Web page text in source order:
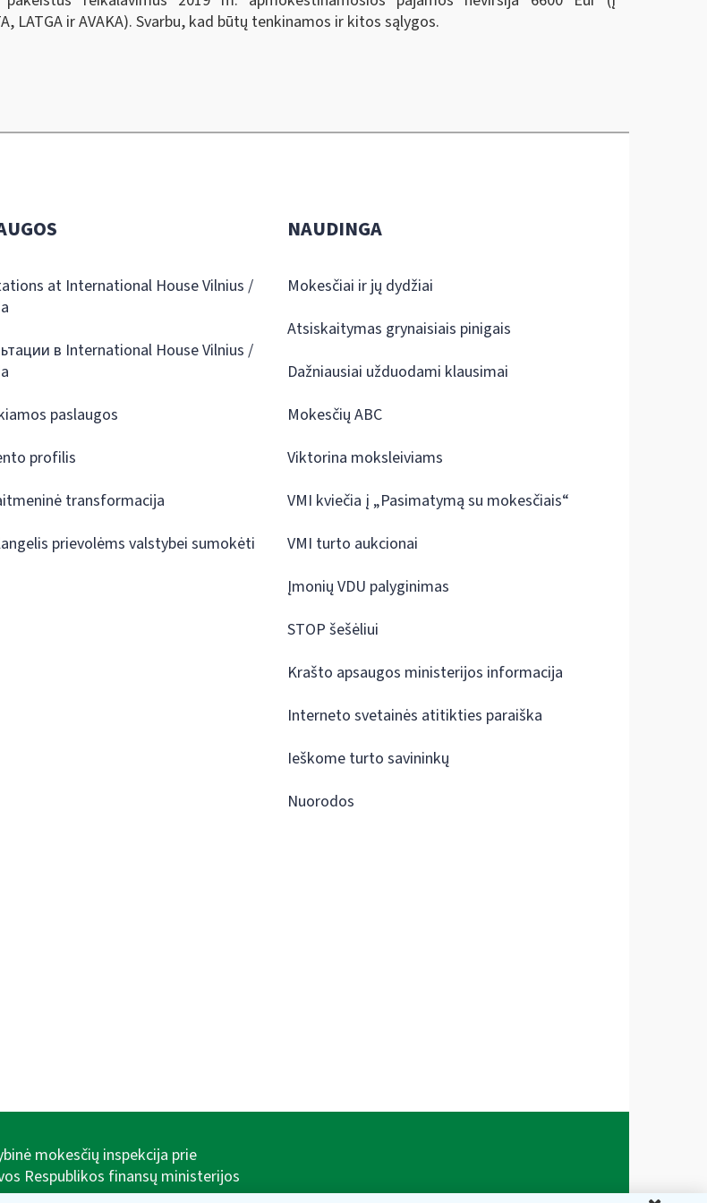
LATGA ir AVAKA). Svarbu, kad būtų tenkinamos ir kitos sąlygos.
at International House Vilnius /
в International House Vilnius /
paslaugos
profilis
transformacija
prievolėms valstybei sumokėti
NAUDINGA
Mokesčiai ir jų dydžiai
Atsiskaitymas grynaisiais pinigais
Dažniausiai užduodami klausimai
Mokesčių ABC
Viktorina moksleiviams
VMI kviečia į „Pasimatymą su mokesčiais“
VMI turto aukcionai
Įmonių VDU palyginimas
STOP šešėliui
Krašto apsaugos ministerijos informacija
Interneto svetainės atitikties paraiška
Ieškome turto savininkų
Nuorodos
mokesčių inspekcija prie
Respublikos finansų ministerijos